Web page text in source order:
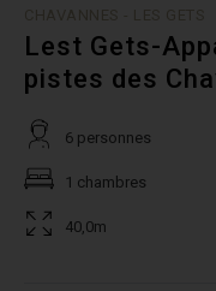
Lest Gets-
pistes des
6 personnes
1 chambres
40,0m